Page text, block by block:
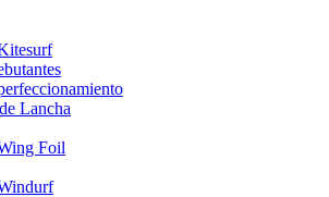
Lancha
Foil